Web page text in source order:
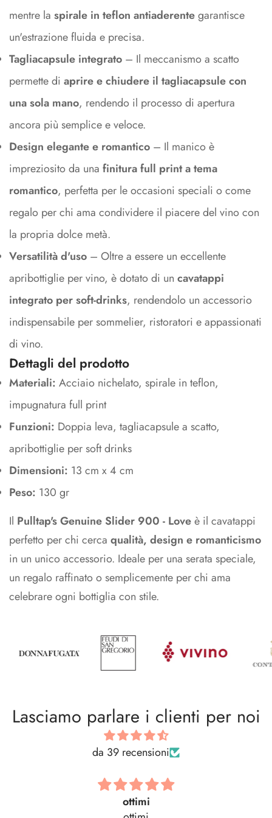
mentre la spirale in teflon antiaderentegarantisce
un'estrazione fluida e precisa.
Tagliacapsule integrato – Il meccanismo a scatto
permette di aprire e chiudere il tagliacapsule con
una sola mano, rendendo il processo di apertura
ancora più semplice e veloce.
Design elegante e romantico – Il manico è
impreziosito da una finitura full print a tema
romantico, perfetta per le occasioni speciali o come
regalo per chi ama condividere il piacere del vino con
la propria dolce metà.
Versatilità d'uso – Oltre a essere un eccellente
apribottiglie per vino, è dotato di un cavatappi
integrato per soft-drinks, rendendolo un accessorio
indispensabile per sommelier, ristoratori e appassionati
di vino.
Dettagli del prodotto
Materiali: Acciaio nichelato, spirale in teflon,
impugnatura full print
Funzioni: Doppia leva, tagliacapsule a scatto,
apribottiglie per soft drinks
Dimensioni: 13 cm x 4 cm
Peso: 130 gr
Il Pulltap's Genuine Slider 900 - Loveè il cavatappi
perfetto per chi cerca qualità, design e romanticismo
in un unico accessorio. Ideale per una serata speciale,
un regalo raffinato o semplicemente per chi ama
celebrare ogni bottiglia con stile.
Lasciamo parlare i clienti per noi
da 39 recensioni
Bellissima! Tutto